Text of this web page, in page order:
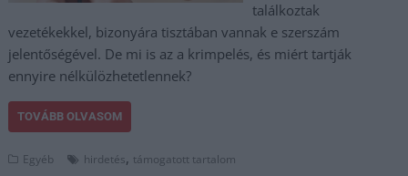
találkoztak
vezetékekkel, bizonyára tisztában vannak e szerszám
jelentőségével. De mi is az a krimpelés, és miért tartják
ennyire nélkülözhetetlennek?
TOVÁBB OLVASOM
Egyéb hirdetés, támogatott tartalom